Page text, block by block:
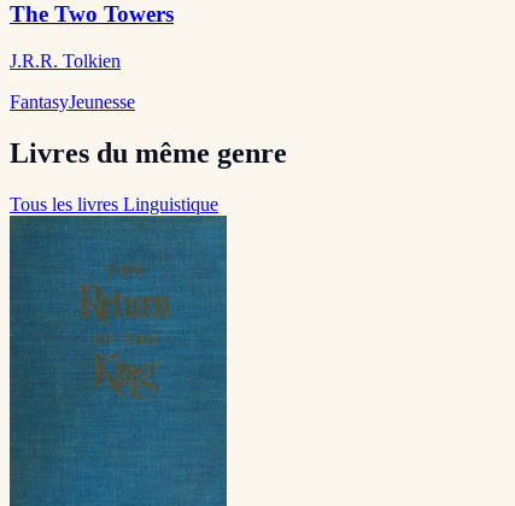
The Two Towers
J.R.R. Tolkien
FantasyJeunesse
Livres du même genre
Tous les livres Linguistique